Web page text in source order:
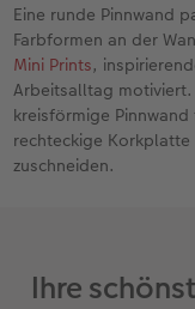
Eine runde Pinnwand
Farbformen an der
Mini Prints,
Arbeitsalltag motiviert.
kreisförmige
rechteckige
zuschneiden.
Ihre